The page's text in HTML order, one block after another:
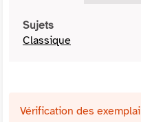
Sujets
Classique
Vérification des